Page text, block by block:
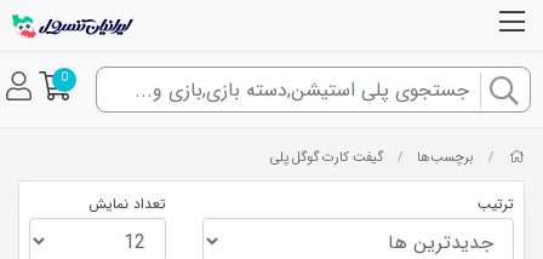
0
/ برچسب‌ها / گیفت کارت گوگل پلی
ترتیب تعداد نمایش